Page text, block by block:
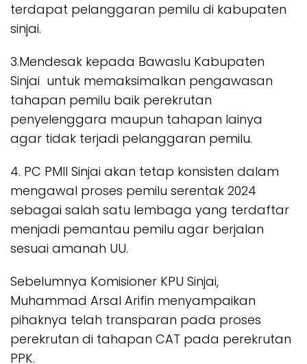
terdapat pelanggaran pemilu di kabupaten
sinjai.
3.Mendesak kepada Bawaslu Kabupaten
Sinjai untuk memaksimalkan pengawasan
tahapan pemilu baik perekrutan
penyelenggara maupun tahapan lainya
agar tidak terjadi pelanggaran pemilu.
4. PC PMII Sinjai akan tetap konsisten dalam
mengawal proses pemilu serentak 2024
sebagai salah satu lembaga yang terdaftar
menjadi pemantau pemilu agar berjalan
sesuai amanah UU.
Sebelumnya Komisioner KPU Sinjai,
Muhammad Arsal Arifin menyampaikan
pihaknya telah transparan pada proses
perekrutan di tahapan CAT pada perekrutan
PPK.